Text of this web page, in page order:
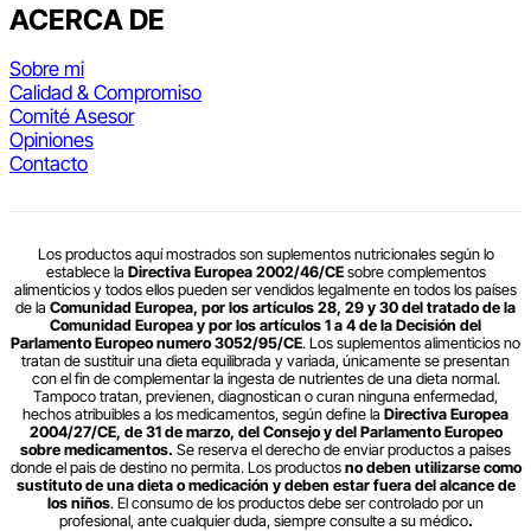
ACERCA DE
Sobre mi
Calidad & Compromiso
Comité Asesor
Opiniones
Contacto
Los productos aquí mostrados son suplementos nutricionales según lo
establece la Directiva Europea 2002/46/CEsobre complementos
alimenticios y todos ellos pueden ser vendidos legalmente en todos los países
de la Comunidad Europea, por los artículos 28, 29 y 30 del tratado de la
Comunidad Europea y por los artículos 1 a 4 de la Decisión del
Parlamento Europeo numero 3052/95/CE. Los suplementos alimenticios no
tratan de sustituir una dieta equilibrada y variada, únicamente se presentan
con el fin de complementar la ingesta de nutrientes de una dieta normal.
Tampoco tratan, previenen, diagnostican o curan ninguna enfermedad,
hechos atribuibles a los medicamentos, según define la Directiva Europea
2004/27/CE, de 31 de marzo, del Consejo y del Parlamento Europeo
sobre medicamentos. Se reserva el derecho de enviar productos a paises
donde el pais de destino no permita. Los productos no deben utilizarse como
sustituto de una dieta o medicación y deben estar fuera del alcance de
los niños. El consumo de los productos debe ser controlado por un
profesional, ante cualquier duda, siempre consulte a su médico.